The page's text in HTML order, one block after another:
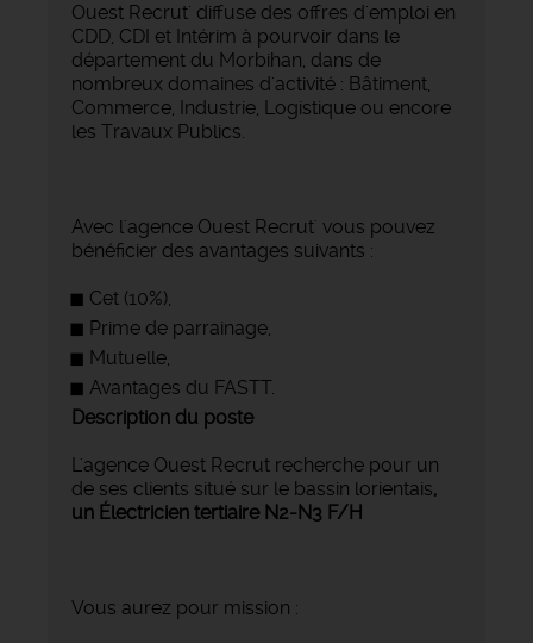
Ouest Recrut' diffuse des offres d'emploi en
CDD, CDI et Intérim à pourvoir dans le
département du Morbihan, dans de
nombreux domaines d'activité : Bâtiment,
Commerce, Industrie, Logistique ou encore
les Travaux Publics.
Avec l'agence Ouest Recrut' vous pouvez
bénéficier des avantages suivants :
Cet (10%),
Prime de parrainage,
Mutuelle,
Avantages du FASTT.
Description du poste
L'agence Ouest Recrut recherche pour un
de ses clients situé sur le bassin lorientais,
un Électricien tertiaire N2-N3 F/H
Vous aurez pour mission :